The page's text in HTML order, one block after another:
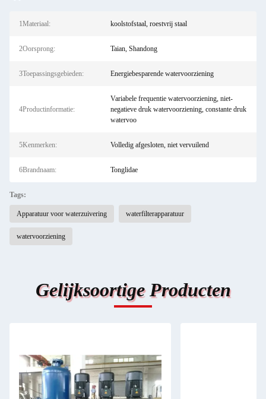
1Materiaal: koolstofstaal, roestvrij staal
2Oorsprong: Taian, Shandong
3Toepassingsgebieden: Energiebesparende watervoorziening
4Productinformatie:
Variabele frequentie watervoorziening, niet-
negatieve druk watervoorziening, constante druk
watervoo
5Kenmerken: Volledig afgesloten, niet vervuilend
6Brandnaam: Tonglidae
Tags:
Apparatuur voor waterzuivering waterfilterapparatuur
watervoorziening
Gelijksoortige Producten